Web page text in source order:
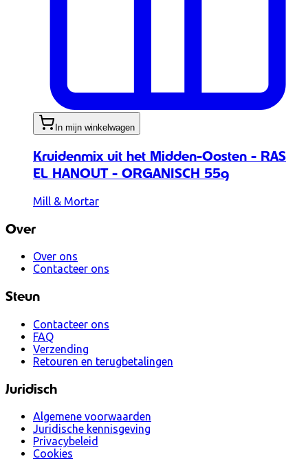
In mijn winkelwagen
Kruidenmix uit het Midden-Oosten - RAS
EL HANOUT - ORGANISCH 55g
Mill & Mortar
Over
Over ons
Contacteer ons
Steun
Contacteer ons
FAQ
Verzending
Retouren en terugbetalingen
Juridisch
Algemene voorwaarden
Juridische kennisgeving
Privacybeleid
Cookies